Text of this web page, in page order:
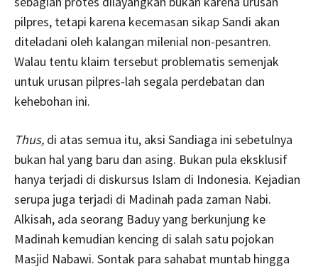
pilpres, tetapi karena kecemasan sikap Sandi akan
diteladani oleh kalangan milenial non-pesantren.
Walau tentu klaim tersebut problematis semenjak
untuk urusan pilpres-lah segala perdebatan dan
kehebohan ini.
Thus, di atas semua itu, aksi Sandiaga ini sebetulnya
bukan hal yang baru dan asing. Bukan pula eksklusif
hanya terjadi di diskursus Islam di Indonesia. Kejadian
serupa juga terjadi di Madinah pada zaman Nabi.
Alkisah, ada seorang Baduy yang berkunjung ke
Madinah kemudian kencing di salah satu pojokan
Masjid Nabawi. Sontak para sahabat muntab hingga